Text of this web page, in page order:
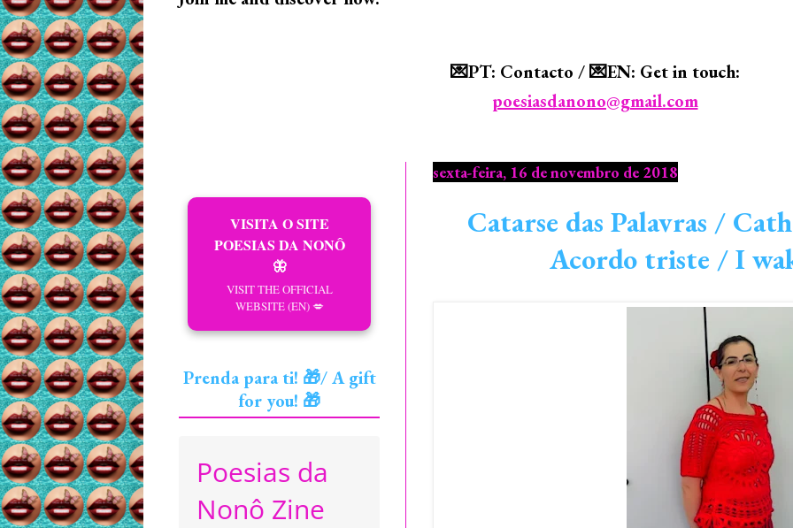
💌PT: Contacto / 💌EN: Get in touch:
poesiasdanono@gmail.com
sexta-feira, 16 de novembro de 2018
Catarse das Palavras /
Acordo triste / I
VISITA O SITE
POESIAS DA NONÔ
🦋
VISIT THE OFFICIAL
WEBSITE (EN) 💋
Prenda para ti! 🎁/ A gift
for you! 🎁
Poesias da
Nonô Zine